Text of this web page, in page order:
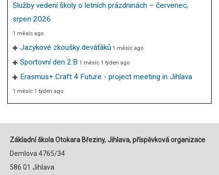
Služby vedení školy o letních prázdninách – červenec,
srpen 2026
1 měsíc ago
Jazykové zkoušky deváťáků 1 měsíc ago
Sportovní den 2.B 1 měsíc 1 týden ago
Erasmus+ Craft 4 Future - project meeting in Jihlava
1 měsíc 1 týden ago
Základní škola Otokara Březiny, Jihlava, příspěvková organizace
Demlova 4765/34
586 01 Jihlava